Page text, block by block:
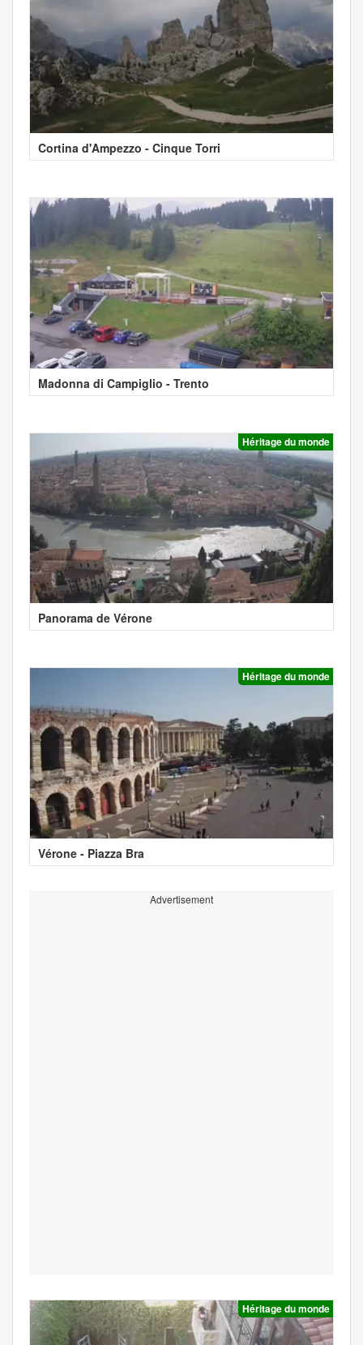
Cortina d'Ampezzo - Cinque Torri
Madonna di Campiglio - Trento
Héritage du monde
Panorama de Vérone
Héritage du monde
Vérone - Piazza Bra
Advertisement
Héritage du monde